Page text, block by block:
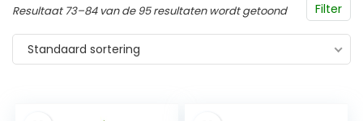
Filter
Resultaat 73–84 van de 95 resultaten wordt getoond
Standaard sortering